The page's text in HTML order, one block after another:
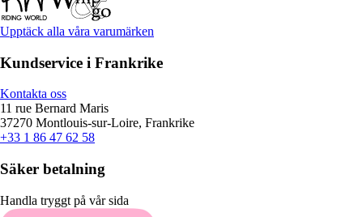
Upptäck alla våra varumärken
Kundservice i Frankrike
Kontakta oss
11 rue Bernard Maris
37270 Montlouis-sur-Loire, Frankrike
+33 1 86 47 62 58
Säker betalning
Handla tryggt på vår sida